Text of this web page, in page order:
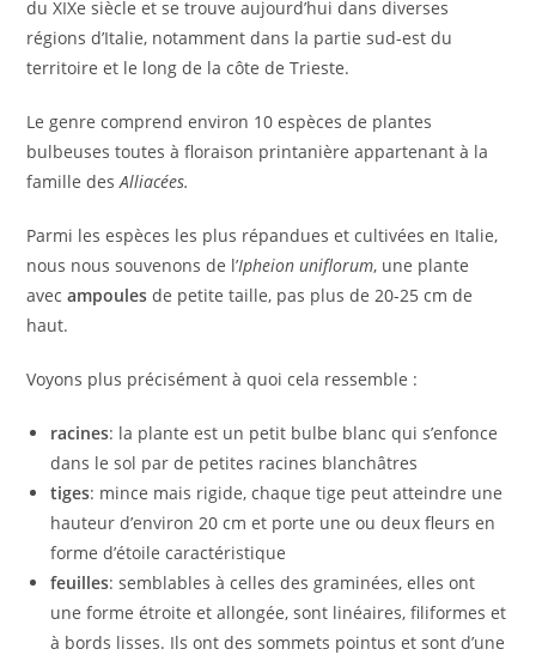
du XIXe siècle et se trouve aujourd’hui dans diverses
régions d’Italie, notamment dans la partie sud-est du
territoire et le long de la côte de Trieste.
Le genre comprend environ 10 espèces de plantes
bulbeuses toutes à floraison printanière appartenant à la
famille desAlliacées.
Parmi les espèces les plus répandues et cultivées en Italie,
nous nous souvenons de l’Ipheion uniflorum, une plante
avecampoules de petite taille, pas plus de 20-25 cm de
haut.
Voyons plus précisément à quoi cela ressemble :
racines: la plante est un petit bulbe blanc qui s’enfonce
dans le sol par de petites racines blanchâtres
tiges: mince mais rigide, chaque tige peut atteindre une
hauteur d’environ 20 cm et porte une ou deux fleurs en
forme d’étoile caractéristique
feuilles: semblables à celles des graminées, elles ont
une forme étroite et allongée, sont linéaires, filiformes et
à bords lisses. Ils ont des sommets pointus et sont d’une